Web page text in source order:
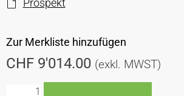
Prospekt
Zur Merkliste hinzufügen
CHF 9'014.00 (exkl. MWST)